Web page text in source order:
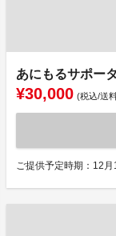
あにもるサポー
¥30,000 (税込/送
ご提供予定時期：12